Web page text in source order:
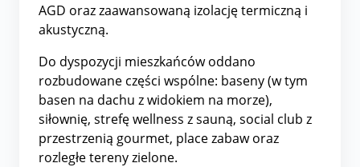
AGD oraz zaawansowaną izolację termiczną i
akustyczną.
Do dyspozycji mieszkańców oddano
rozbudowane części wspólne: baseny (w tym
basen na dachu z widokiem na morze),
siłownię, strefę wellness z sauną, social club z
przestrzenią gourmet, place zabaw oraz
rozległe tereny zielone.